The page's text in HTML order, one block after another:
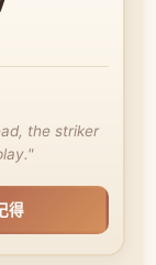
the striker
得